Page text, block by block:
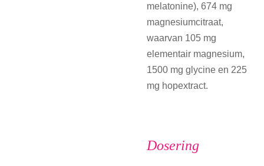
melatonine), 674 mg
magnesiumcitraat,
waarvan 105 mg
elementair magnesium,
1500 mg glycine en 225
mg hopextract.
Dosering